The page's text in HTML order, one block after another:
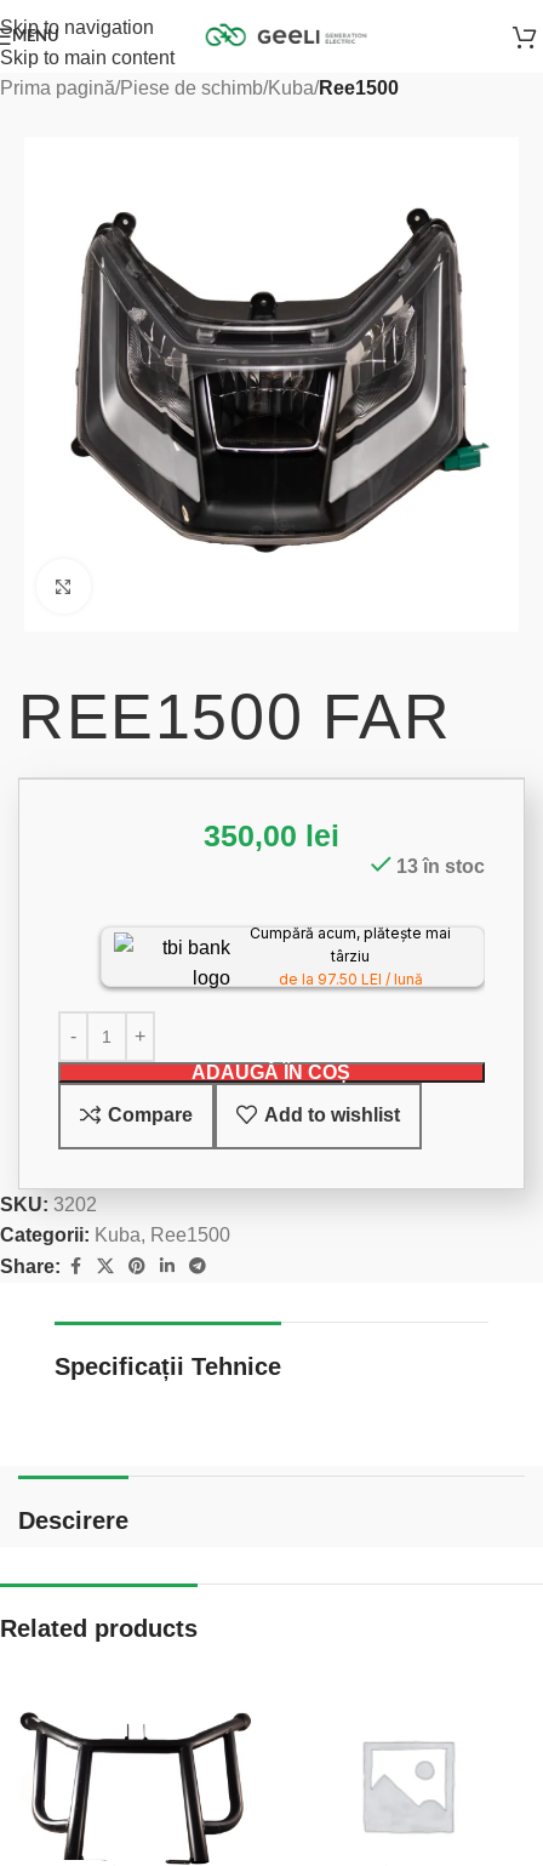
Skip to navigation
Skip to main content
MENU
Prima pagină Piese de schimb Kuba Ree1500
REE1500 FAR
350,00 lei
13 în stoc
ADAUGĂ ÎN COȘ
Cumpără acum, plătește mai
târziu
de la 97.50 LEI / lună
Compare Add to wishlist
SKU: 3202
Categorii: Kuba, Ree1500
Share:
Specificații Tehnice
Descirere
Related products